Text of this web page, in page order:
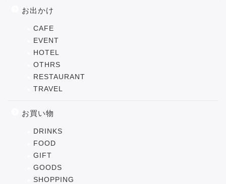
お出かけ
CAFE
EVENT
HOTEL
OTHRS
RESTAURANT
TRAVEL
お買い物
DRINKS
FOOD
GIFT
GOODS
SHOPPING